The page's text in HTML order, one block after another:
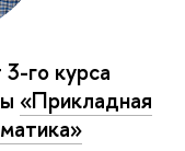
го курса
«Прикладная